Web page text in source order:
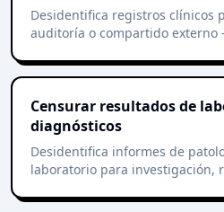
Desidentifica registros clínicos
auditoría o compartido
Censurar resultados de
diagnósticos
Desidentifica informes de
laboratorio para investigación,